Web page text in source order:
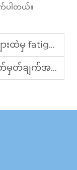
က်ပါတယ်။
များမှာ မည်သည့်အမျိုးအစားများနည်း။
ျက်များကို ဖြည့်ဆည်းပေးနိုင်ပါသလဲ။